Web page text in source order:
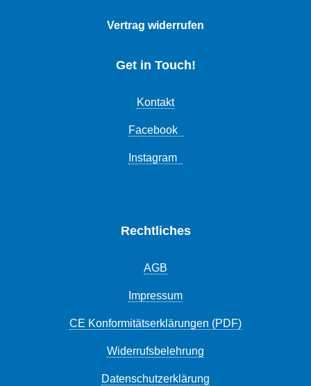
Vertrag widerrufen
Get in Touch!
Kontakt
Facebook
Instagram
Rechtliches
AGB
Impressum
CE Konformitätserklärungen (PDF)
Widerrufsbelehrung
Datenschutzerklärung